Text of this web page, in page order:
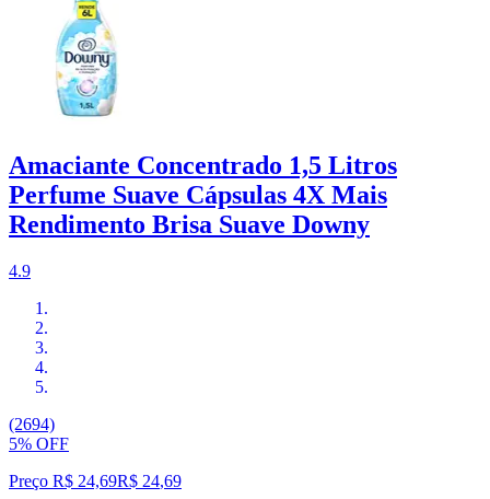
Amaciante Concentrado 1,5 Litros
Perfume Suave Cápsulas 4X Mais
Rendimento Brisa Suave Downy
4.9
(2694)
5% OFF
Preço R$ 24,69R$ 24,69